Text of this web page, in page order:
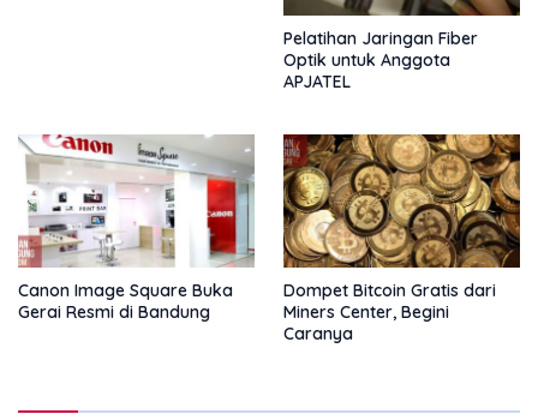
Pelatihan Jaringan Fiber
Optik untuk Anggota
APJATEL
Canon Image Square Buka
Gerai Resmi di Bandung
Dompet Bitcoin Gratis dari
Miners Center, Begini
Caranya